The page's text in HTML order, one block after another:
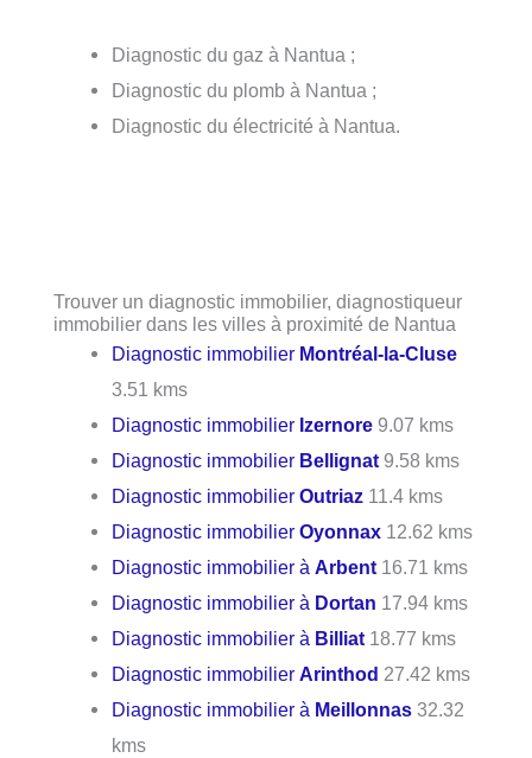
Diagnostic du gaz à Nantua ;
Diagnostic du plomb à Nantua ;
Diagnostic du électricité à Nantua.
Trouver un diagnostic immobilier, diagnostiqueur
immobilier dans les villes à proximité de Nantua
Diagnostic immobilier Montréal-la-Cluse
3.51 kms
Diagnostic immobilier Izernore 9.07 kms
Diagnostic immobilier Bellignat 9.58 kms
Diagnostic immobilierOutriaz 11.4 kms
Diagnostic immobilierOyonnax 12.62 kms
Diagnostic immobilier àArbent 16.71 kms
Diagnostic immobilier à Dortan 17.94 kms
Diagnostic immobilier à Billiat 18.77 kms
Diagnostic immobilierArinthod 27.42 kms
Diagnostic immobilier à Meillonnas 32.32
kms